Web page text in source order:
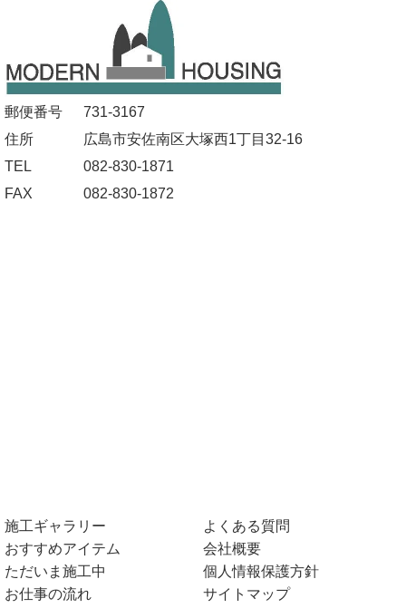
郵便番号
731-3167
住所
広島市安佐南区大塚西1丁目32-16
TEL
082-830-1871
FAX
082-830-1872
施工ギャラリー
おすすめアイテム
ただいま施工中
お仕事の流れ
よくある質問
会社概要
個人情報保護方針
サイトマップ